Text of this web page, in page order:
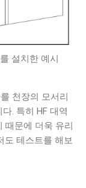
설치한 예시
천장의 모서리
. 특히 HF 대역
때문에 더욱 유리
도 테스트를 해보